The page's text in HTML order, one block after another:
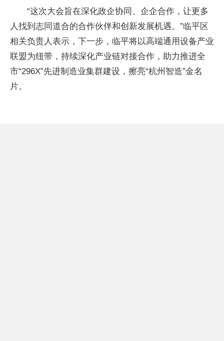
“这次大会旨在深化政企协同、企企合作，让更多
人找到志同道合的合作伙伴和创新发展机遇。”临平区
相关负责人表示，下一步，临平将以高端通用设备产业
联盟为纽带，持续深化产业链对接合作，助力推进全
市“296X”先进制造业集群建设，擦亮“杭州智造”金名
片。